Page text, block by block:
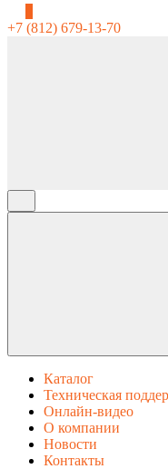
+7 (812) 679-13-70
Каталог
Техническая
Онлайн-видео
О компании
Новости
Контакты